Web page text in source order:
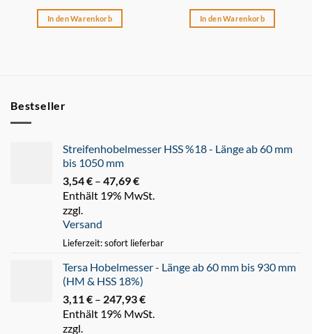
In den Warenkorb In den Warenkorb
Bestseller
Streifenhobelmesser HSS %18 - Länge ab 60 mm
bis 1050 mm
3,54€ – 47,69€
3,54 €
Enthält 19% MwSt.
zzgl.
Versand
Lieferzeit: sofort lieferbar
Tersa Hobelmesser - Länge ab 60 mm bis 930 mm
(HM & HSS 18%)
3,11€ – 247,93€
3,11 €
Enthält 19% MwSt.
zzgl.